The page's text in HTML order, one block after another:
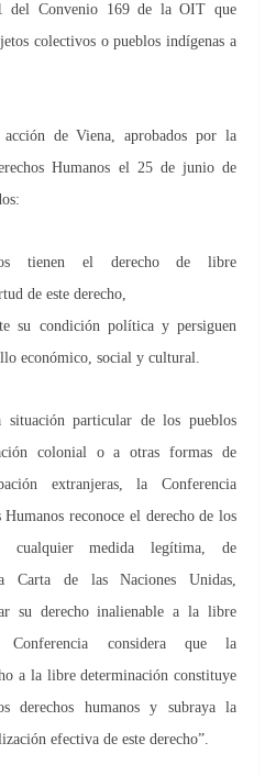
del Convenio 169 de la OIT que
colectivos o pueblos indígenas a
de Viena, aprobados por la
Humanos el 25 de junio de
tienen el derecho de libre
de este derecho,
su condición política y persiguen
económico, social y cultural.
situación particular de los pueblos
colonial o a otras formas de
extranjeras, la Conferencia
reconoce el derecho de los
cualquier medida legítima, de
Carta de las Naciones Unidas,
su derecho inalienable a la libre
Conferencia considera que la
a la libre determinación constituye
derechos humanos y subraya la
efectiva de este derecho”.